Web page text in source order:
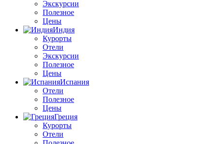
Экскурсии
Полезное
Цены
Индия
Курорты
Отели
Экскурсии
Полезное
Цены
Испания
Отели
Полезное
Цены
Греция
Курорты
Отели